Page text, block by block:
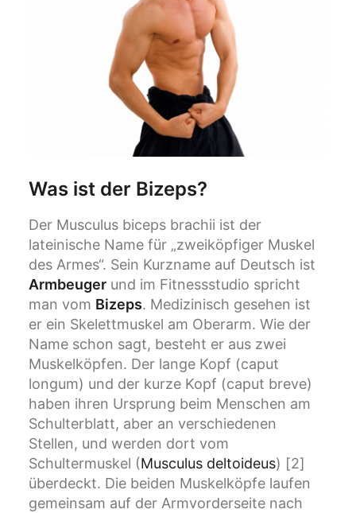
Was ist der Bizeps?
Der Musculus biceps brachii ist der
lateinische Name für „zweiköpfiger Muskel
des Armes“. Sein Kurzname auf Deutsch ist
Armbeuger und im Fitnessstudio spricht
man vom Bizeps. Medizinisch gesehen ist
er ein Skelettmuskel am Oberarm. Wie der
Name schon sagt, besteht er aus zwei
Muskelköpfen. Der lange Kopf (caput
longum) und der kurze Kopf (caput breve)
haben ihren Ursprung beim Menschen am
Schulterblatt, aber an verschiedenen
Stellen, und werden dort vom
Schultermuskel (Musculus deltoideus) [2]
überdeckt. Die beiden Muskelköpfe laufen
gemeinsam auf der Armvorderseite nach